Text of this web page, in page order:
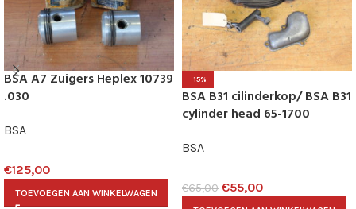
BSA A7 Zuigers Heplex 10739
.030
BSA
€125,00
TOEVOEGEN AAN WINKELWAGEN
-15%
BSA B31 cilinderkop/ BSA B31
cylinder head 65-1700
BSA
€65,00 €55,00